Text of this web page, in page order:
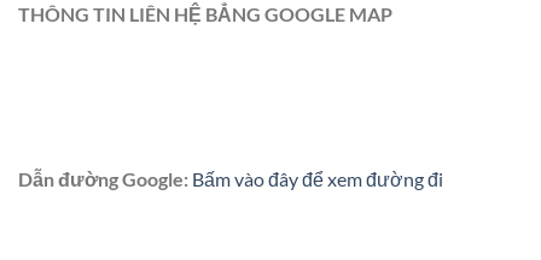
THÔNG TIN LIÊN HỆ BẲNG GOOGLE MAP
Dẫn đường Google: Bấm vào đây để xem đường đi